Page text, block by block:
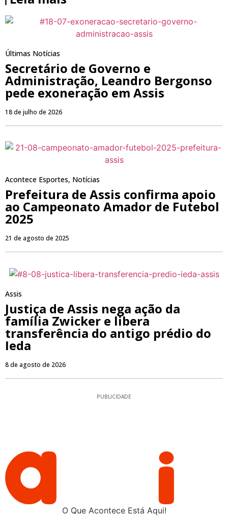
Últimas Notícias
Secretário de Governo e
Administração, Leandro Bergonso
pede exoneração em Assis
18 de julho de 2026
Acontece Esportes, Notícias
Prefeitura de Assis confirma apoio
ao Campeonato Amador de Futebol
2025
21 de agosto de 2025
Assis
Justiça de Assis nega ação da
família Zwicker e libera
transferência do antigo prédio do
Ieda
8 de agosto de 2026
PUBLICIDADE
O Que Acontece Está Aqui!